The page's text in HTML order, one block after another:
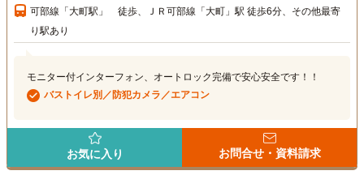
可部線「大町駅」 徒歩、ＪＲ可部線「大町」駅 徒歩6分、その他最寄
り駅あり
モニター付インターフォン、オートロック完備で安心安全です！！
バストイレ別／防犯カメラ／エアコン
お気に入り お問合せ・資料請求